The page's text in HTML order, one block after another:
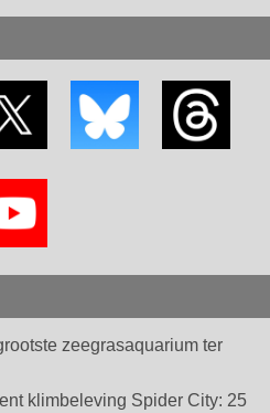
zeegrasaquarium ter
klimbeleving Spider City: 25